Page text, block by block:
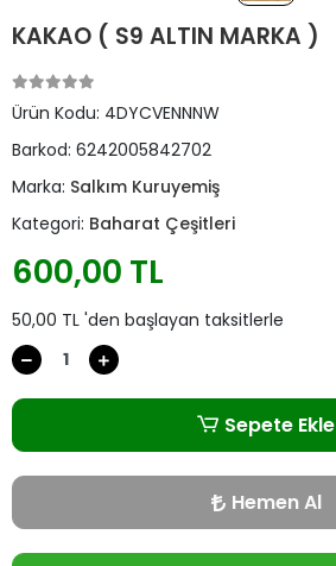
KAKAO ( S9 ALTIN MARKA )
Ürün Kodu: 4DYCVENNNW
Barkod: 6242005842702
Marka: Salkım Kuruyemiş
Kategori: Baharat Çeşitleri
600,00 TL
50,00 TL 'den başlayan taksitlerle
Sepete Ekle
Hemen Al